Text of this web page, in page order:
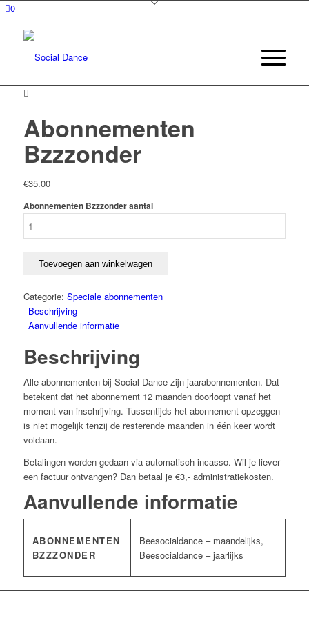
0
Abonnementen
Bzzzonder
€35.00
Abonnementen Bzzzonder aantal
Toevoegen aan winkelwagen
Categorie: Speciale abonnementen
Beschrijving
Aanvullende informatie
Beschrijving
Alle abonnementen bij Social Dance zijn jaarabonnementen. Dat
betekent dat het abonnement 12 maanden doorloopt vanaf het
moment van inschrijving. Tussentijds het abonnement opzeggen
is niet mogelijk tenzij de resterende maanden in één keer wordt
voldaan.
Betalingen worden gedaan via automatisch incasso. Wil je liever
een factuur ontvangen? Dan betaal je €3,- administratiekosten.
Aanvullende informatie
ABONNEMENTEN
BZZZONDER
Beesocialdance – maandelijks,
Beesocialdance – jaarlijks